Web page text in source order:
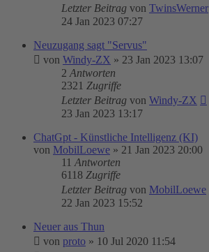
Letzter Beitrag von TwinsWerner
24 Jan 2023 07:27
Neuzugang sagt "Servus"
von Windy-ZX » 23 Jan 2023 13:07
2 Antworten
2321 Zugriffe
Letzter Beitrag von Windy-ZX
23 Jan 2023 13:17
ChatGpt - Künstliche Intelligenz (KI)
von MobilLoewe » 21 Jan 2023 20:00
11 Antworten
6118 Zugriffe
Letzter Beitrag von MobilLoewe
22 Jan 2023 15:52
Neuer aus Thun
von proto » 10 Jul 2020 11:54